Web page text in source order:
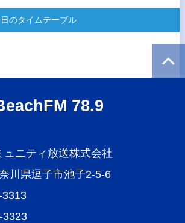
のタイムテーブル
78.9
ュニティ放送株式会社
川県逗子市池子2-5-6
3313
3323